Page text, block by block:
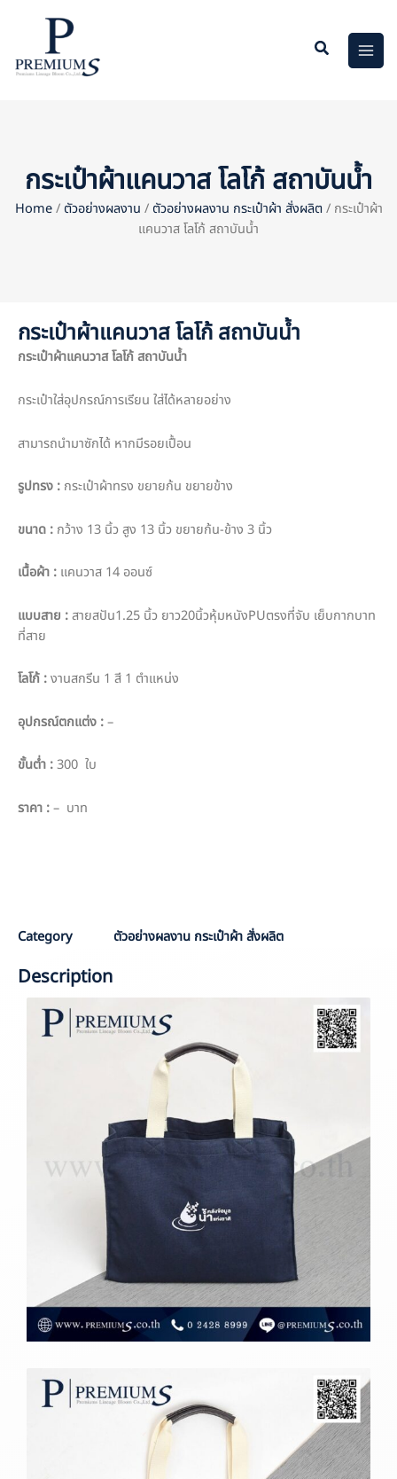
กระเป๋าผ้าแคนวาส โลโก้ สถาบันน้ำ
Home/ ตัวอย่างผลงาน / ตัวอย่างผลงาน กระเป๋าผ้า สั่งผลิต / กระเป๋าผ้า
แคนวาส โลโก้ สถาบันน้ำ
กระเป๋าผ้าแคนวาส โลโก้ สถาบันน้ำ
กระเป๋าผ้าแคนวาส โลโก้สถาบันน้ำ
กระเป๋าใส่อุปกรณ์การเรียน ใส่ได้หลายอย่าง
สามารถนำมาซักได้ หากมีรอยเปื้อน
รูปทรง : กระเป๋าผ้าทรง ขยายก้น ขยายข้าง
ขนาด : กว้าง 13 นิ้ว สูง 13 นิ้ว ขยายก้น-ข้าง 3 นิ้ว
เนื้อผ้า : แคนวาส 14 ออนซ์
แบบสาย :สายสปัน1.25 นิ้ว ยาว20นิ้วหุ้มหนังPUตรงที่จับ เย็บกากบาท
ที่สาย
โลโก้ :งานสกรีน 1 สี 1 ตำแหน่ง
อุปกรณ์ตกแต่ง :–
ขั้นต่ำ :300 ใบ
ราคา :– บาท
Category ตัวอย่างผลงาน กระเป๋าผ้า สั่งผลิต
Description